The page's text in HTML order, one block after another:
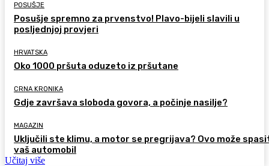
POSUŠJE
Posušje spremno za prvenstvo! Plavo-bijeli slavili u
posljednjoj provjeri
HRVATSKA
Oko 1000 pršuta oduzeto iz pršutane
CRNA KRONIKA
Gdje završava sloboda govora, a počinje nasilje?
MAGAZIN
Uključili ste klimu, a motor se pregrijava? Ovo može
vaš automobil
Učitaj više